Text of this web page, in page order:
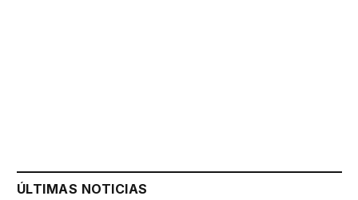
ÚLTIMAS NOTICIAS